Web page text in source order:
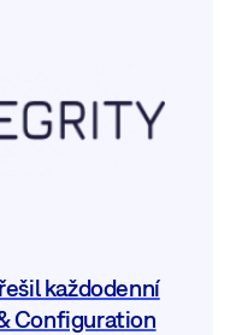
každodenní
Configuration